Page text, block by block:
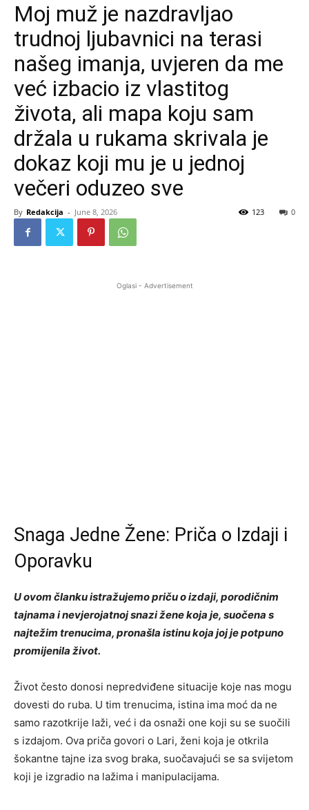
Moj muž je nazdravljao
trudnoj ljubavnici na terasi
našeg imanja, uvjeren da me
već izbacio iz vlastitog
života, ali mapa koju sam
držala u rukama skrivala je
dokaz koji mu je u jednoj
večeri oduzeo sve
By Redakcija - June 8, 2026 0
123
Oglasi - Advertisement
Snaga Jedne Žene: Priča o Izdaji i
Oporavku
U ovom članku istražujemo priču o izdaji, porodičnim
tajnama i nevjerojatnoj snazi žene koja je, suočena s
najtežim trenucima, pronašla istinu koja joj je potpuno
promijenila život.
Život često donosi nepredviđene situacije koje nas mogu
dovesti do ruba. U tim trenucima, istina ima moć da ne
samo razotkrije laži, već i da osnaži one koji su se suočili
s izdajom. Ova priča govori o Lari, ženi koja je otkrila
šokantne tajne iza svog braka, suočavajući se sa svijetom
koji je izgradio na lažima i manipulacijama.